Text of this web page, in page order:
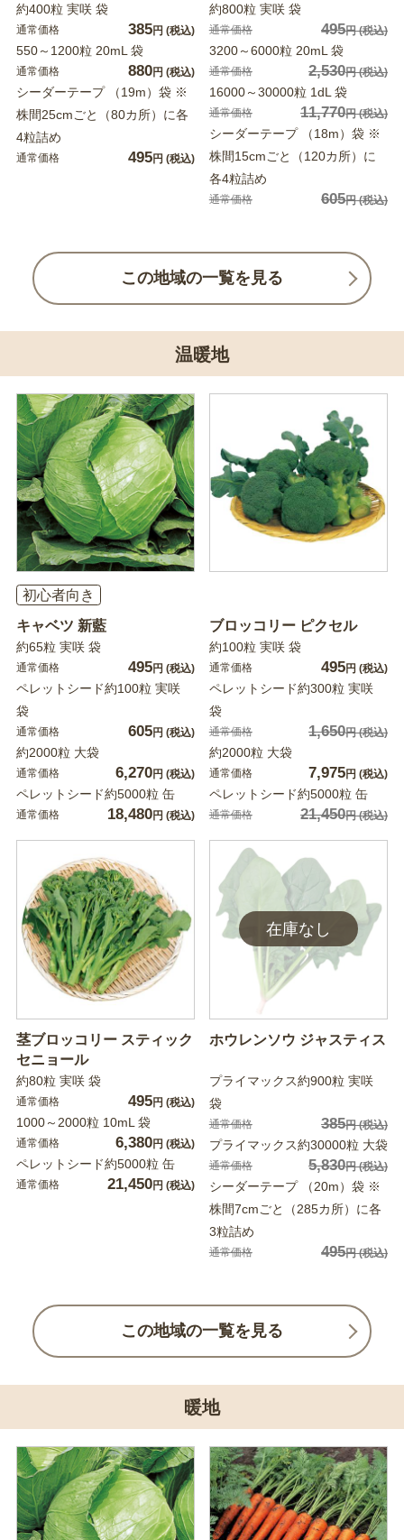
約400粒 実咲 袋
通常価格 385円 (税込)
550～1200粒 20mL 袋
通常価格 880円 (税込)
シーダーテープ （19m）袋 ※
株間25cmごと（80カ所）に各
4粒詰め
通常価格 495円 (税込)
約800粒 実咲 袋
通常価格 495円(税込)
3200～6000粒 20mL 袋
通常価格 2,530円(税込)
16000～30000粒 1dL 袋
通常価格 11,770円(税込)
シーダーテープ （18m）袋 ※
株間15cmごと（120カ所）に
各4粒詰め
通常価格 605円(税込)
この地域の一覧を見る
温暖地
初心者向き
キャベツ 新藍
約65粒 実咲 袋
通常価格 495円 (税込)
ペレットシード約100粒 実咲
袋
通常価格 605円 (税込)
約2000粒 大袋
通常価格 6,270円 (税込)
ペレットシード約5000粒 缶
通常価格 18,480円 (税込)
ブロッコリー ピクセル
約100粒 実咲 袋
通常価格 495円 (税込)
ペレットシード約300粒 実咲
袋
通常価格 1,650円(税込)
約2000粒 大袋
通常価格 7,975円 (税込)
ペレットシード約5000粒 缶
通常価格 21,450円(税込)
茎ブロッコリー スティック
セニョール
約80粒 実咲 袋
通常価格 495円 (税込)
1000～2000粒 10mL 袋
通常価格 6,380円 (税込)
ペレットシード約5000粒 缶
通常価格 21,450円 (税込)
ホウレンソウ ジャスティス
プライマックス約900粒 実咲
袋
通常価格 385円(税込)
プライマックス約30000粒 大袋
通常価格 5,830円(税込)
シーダーテープ （20m）袋 ※
株間7cmごと（285カ所）に各
3粒詰め
通常価格 495円(税込)
この地域の一覧を見る
暖地